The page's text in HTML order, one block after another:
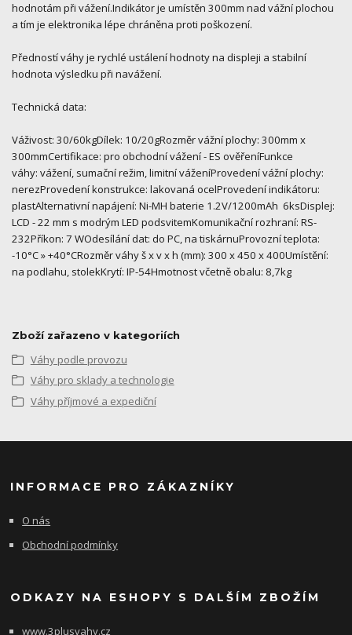
hodnotám při vážení.Indikátor je umístěn 300mm nad vážní plochou
a tím je elektronika lépe chráněna proti poškození.
Předností váhy je rychlé ustálení hodnoty na displeji a stabilní
hodnota výsledku při navážení.
Technická data:
Váživost: 30/60kgDílek: 10/20gRozměr vážní plochy: 300mm x
300mmCertifikace: pro obchodní vážení - ES ověřeníFunkce
váhy: vážení, sumační režim, limitní váženíProvedení vážní plochy:
nerezProvedení konstrukce: lakovaná ocelProvedení indikátoru:
plastAlternativní napájení: Ni-MH baterie 1.2V/1200mAh 6ksDisplej:
LCD - 22 mm s modrým LED podsvitemKomunikační rozhraní: RS-
232Příkon: 7 WOdesílání dat: do PC, na tiskárnuProvozní teplota:
-10°C » +40°CRozměr váhy š x v x h (mm): 300 x 450 x 400Umístění:
na podlahu, stolekKrytí: IP-54Hmotnost včetně obalu: 8,7kg
Zboží zařazeno v kategoriích
Váhy podle provozu
Váhy pro sklady a technologie
Váhy příjmové a expediční
INFORMACE PRO ZÁKAZNÍKY
O nás
Obchodní podmínky
ODKAZY NA ESHOPY S DALŠÍM ZBOŽÍM
www.3plusvahy.cz